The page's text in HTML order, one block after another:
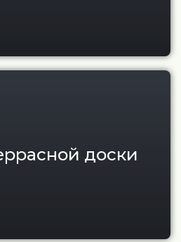
Монтаж террасной доски в
доски